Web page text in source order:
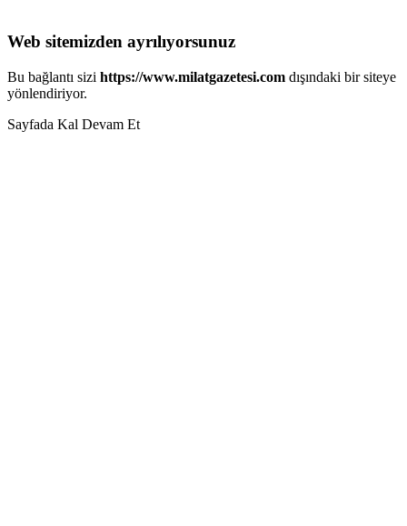
Web sitemizden ayrılıyorsunuz
Bu bağlantı sizi https://www.milatgazetesi.com dışındaki bir siteye
yönlendiriyor.
Sayfada Kal Devam Et